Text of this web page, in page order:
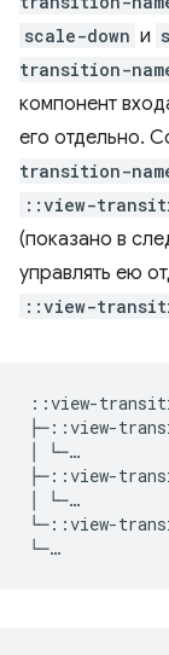
scale-down и
transition-
компонент
его отдельно.
transition-
::view-
(показано в
управлять ею
::view-
::view-
├─::view-
│ └─…
├─::view-
│ └─…
└─::view-